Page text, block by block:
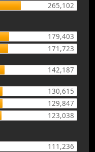
265,102
179,403
171,723
142,187
130,615
129,847
123,038
111,236